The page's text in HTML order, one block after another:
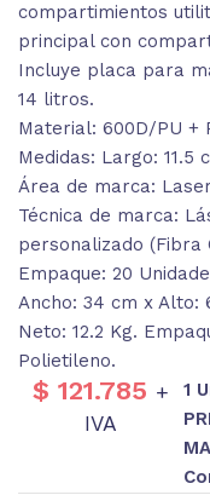
compartimientos
principal con
Incluye placa para
14 litros.
Material: 600D/PU +
Medidas: Largo: 11.5
Área de marca:
Técnica de marca:
personalizado (Fibra
Empaque: 20
Ancho: 34 cm x Alto:
Neto: 12.2 Kg.
Polietileno.
$ 121.785 +
IVA
1